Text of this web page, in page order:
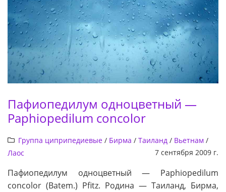
Пафиопедилум одноцветный —
Paphiopedilum concolor
Группа циприпедиевые/ Бирма / Таиланд/ Вьетнам /
Лаос
7 сентября 2009 г.
Пафиопедилум одноцветный — Paphiopedilum
concolor (Batem.) Pfitz. Родина — Таиланд, Бирма,